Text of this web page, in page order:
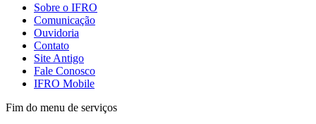
Sobre o IFRO
Comunicação
Ouvidoria
Contato
Site Antigo
Fale Conosco
IFRO Mobile
Fim do menu de serviços